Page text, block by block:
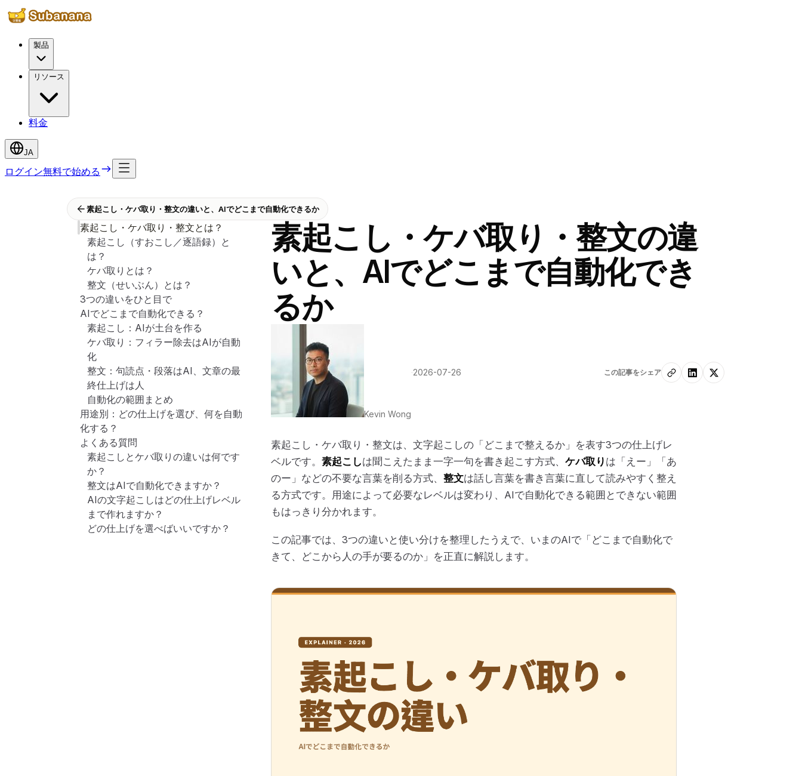
製品
リソース
料金
JA
ログイン無料で始める
素起こし・ケバ取り・整文の違いと、AIでどこまで自動化できるか
素起こし・ケバ取り・整文とは？
素起こし（すおこし／逐語録）と
は？
ケバ取りとは？
整文（せいぶん）とは？
3つの違いをひと目で
AIでどこまで自動化できる？
素起こし：AIが土台を作る
ケバ取り：フィラー除去はAIが自動
化
整文：句読点・段落はAI、文章の最
終仕上げは人
自動化の範囲まとめ
用途別：どの仕上げを選び、何を自動
化する？
よくある質問
素起こしとケバ取りの違いは何です
か？
整文はAIで自動化できますか？
AIの文字起こしはどの仕上げレベル
まで作れますか？
どの仕上げを選べばいいですか？
素起こし・ケバ取り・整文の違
いと、AIでどこまで自動化でき
るか
Kevin Wong
·2026-07-26 この記事をシェア
素起こし・ケバ取り・整文は、文字起こしの「どこまで整えるか」を表す3つの仕上げレ
ベルです。 素起こしは聞こえたまま一字一句を書き起こす方式、 ケバ取り は「えー」「あ
のー」などの不要な言葉を削る方式、 整文は話し言葉を書き言葉に直して読みやすく整え
る方式です。用途によって必要なレベルは変わり、AIで自動化できる範囲とできない範囲
もはっきり分かれます。
この記事では、3つの違いと使い分けを整理したうえで、いまのAIで「どこまで自動化で
きて、どこから人の手が要るのか」を正直に解説します。